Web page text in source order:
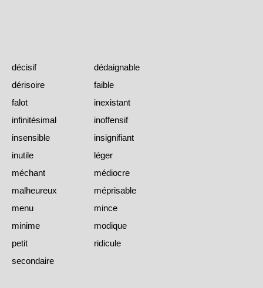
décisif
dédaignable
dérisoire
faible
falot
inexistant
infinitésimal
inoffensif
insensible
insignifiant
inutile
léger
méchant
médiocre
malheureux
méprisable
menu
mince
minime
modique
petit
ridicule
secondaire